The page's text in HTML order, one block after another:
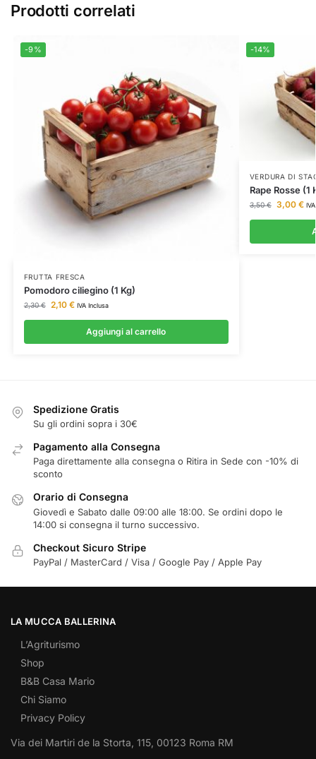
Prodotti correlati
-9%
FRUTTA FRESCA
Pomodoro ciliegino (1 Kg)
2,30€ 2,10 € IVA Inclusa
Aggiungi al carrello
-14%
VERDURA DI
Rape Rosse (1
3,50€ 3,00 €
Spedizione Gratis
Su gli ordini sopra i 30€
Pagamento alla Consegna
Paga direttamente alla consegna o Ritira in Sede con -10% di
sconto
Orario di Consegna
Giovedì e Sabato dalle 09:00 alle 18:00. Se ordini dopo le
14:00 si consegna il turno successivo.
Checkout Sicuro Stripe
PayPal / MasterCard / Visa / Google Pay / Apple Pay
LA MUCCA BALLERINA
L’Agriturismo
Shop
B&B Casa Mario
Chi Siamo
Privacy Policy
Via dei Martiri de la Storta, 115, 00123 Roma RM